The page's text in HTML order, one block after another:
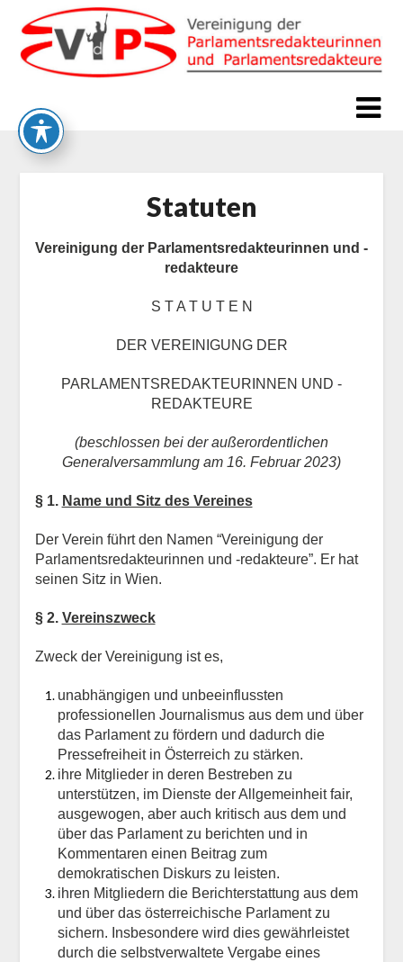
content
Statuten
Vereinigung der Parlamentsredakteurinnen und -
redakteure
S T A T U T E N
DER VEREINIGUNG DER
PARLAMENTSREDAKTEURINNEN UND -
REDAKTEURE
(beschlossen bei der außerordentlichen
Generalversammlung am 16. Februar 2023)
§ 1. Name und Sitz des Vereines
Der Verein führt den Namen “Vereinigung der
Parlamentsredakteurinnen und -redakteure”. Er hat
seinen Sitz in Wien.
§ 2. Vereinszweck
Zweck der Vereinigung ist es,
unabhängigen und unbeeinflussten
professionellen Journalismus aus dem und über
das Parlament zu fördern und dadurch die
Pressefreiheit in Österreich zu stärken.
ihre Mitglieder in deren Bestreben zu
unterstützen, im Dienste der Allgemeinheit fair,
ausgewogen, aber auch kritisch aus dem und
über das Parlament zu berichten und in
Kommentaren einen Beitrag zum
demokratischen Diskurs zu leisten.
ihren Mitgliedern die Berichterstattung aus dem
und über das österreichische Parlament zu
sichern. Insbesondere wird dies gewährleistet
durch die selbstverwaltete Vergabe eines